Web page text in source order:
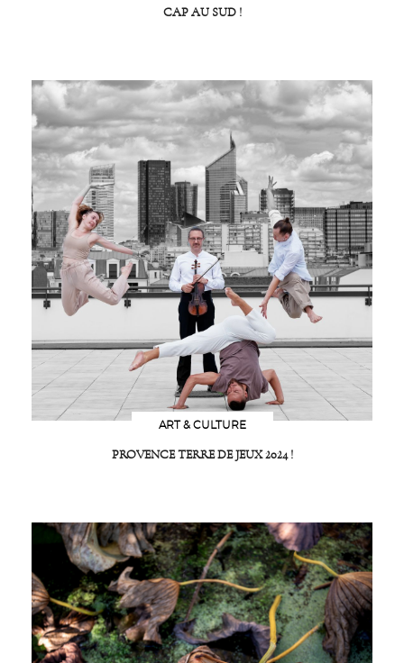
CAP AU SUD !
ART & CULTURE
PROVENCE TERRE DE JEUX 2024 !